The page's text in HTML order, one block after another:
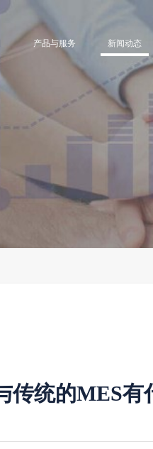
产品与服务 新闻动态
传统的MES有